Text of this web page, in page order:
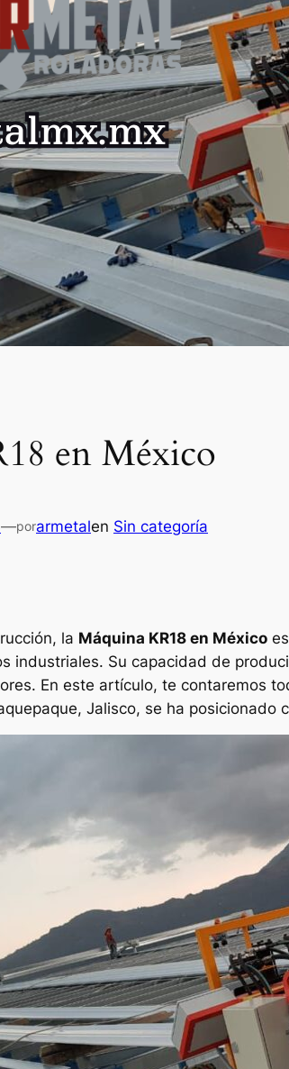
en México
—porarmetalen Sin categoría
la Máquina KR18 en México
industriales. Su capacidad de
En este artículo, te contaremos
Jalisco, se ha